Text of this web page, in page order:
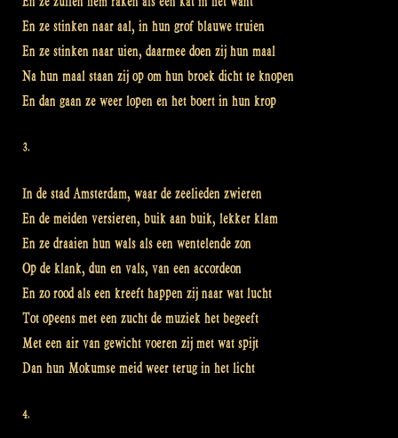
En ze stinken naar aal, in hun grof blauwe truien
En ze stinken naar uien, daarmee doen zij hun maal
Na hun maal staan zij op om hun broek dicht te knopen
En dan gaan ze weer lopen en het boert in hun krop
3.
In de stad Amsterdam, waar de zeelieden zwieren
En de meiden versieren, buik aan buik, lekker klam
En ze draaien hun wals als een wentelende zon
Op de klank, dun en vals, van een accordeon
En zo rood als een kreeft happen zij naar wat lucht
Tot opeens met een zucht de muziek het begeeft
Met een air van gewicht voeren zij met wat spijt
Dan hun Mokumse meid weer terug in het licht
4.